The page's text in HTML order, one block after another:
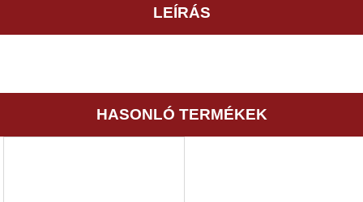
LEÍRÁS
HASONLÓ TERMÉKEK